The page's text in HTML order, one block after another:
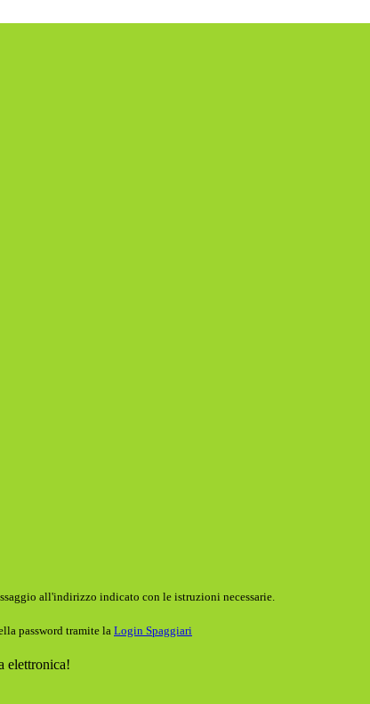
all'indirizzo indicato con le istruzioni necessarie.
password tramite la Login Spaggiari
elettronica!